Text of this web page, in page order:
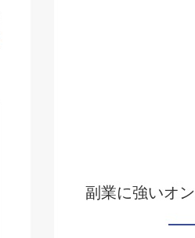
副業に強いオ